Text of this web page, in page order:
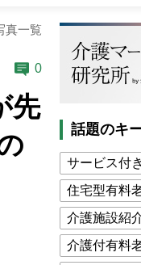
真一覧
0
先
話題のキ
サービス付
住宅型有料
介護施設紹
介護付有料